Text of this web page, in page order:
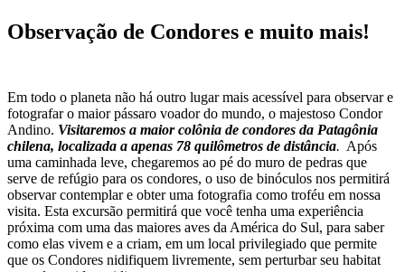
Observação de Condores e muito mais!
Em todo o planeta não há outro lugar mais acessível para observar e
fotografar o maior pássaro voador do mundo, o majestoso Condor
Andino. Visitaremos a maior colônia de condores da Patagônia
chilena, localizada a apenas 78 quilômetros de distância. Após
uma caminhada leve, chegaremos ao pé do muro de pedras que
serve de refúgio para os condores, o uso de binóculos nos permitirá
observar contemplar e obter uma fotografia como troféu em nossa
visita. Esta excursão permitirá que você tenha uma experiência
próxima com uma das maiores aves da América do Sul, para saber
como elas vivem e a criam, em um local privilegiado que permite
que os Condores nidifiquem livremente, sem perturbar seu habitat